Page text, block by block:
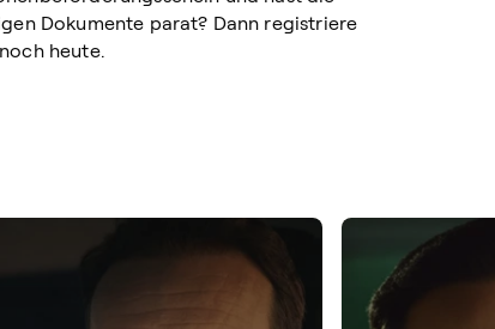
Dokumente parat? Dann registriere
heute.